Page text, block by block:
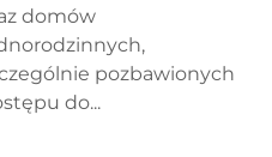
domów
pozbawionych
do...